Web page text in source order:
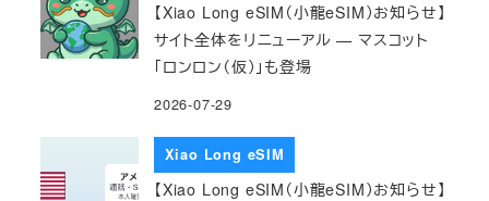
【Xiao Long eSIM（小龍eSIM）お知らせ】
サイト全体をリニューアル — マスコット
「ロンロン（仮）」も登場
2026-07-29
Xiao Long eSIM
【Xiao Long eSIM（小龍eSIM）お知らせ】